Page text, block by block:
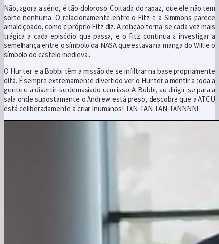
Não, agora a sério, é tão doloroso. Coitado do rapaz, que ele não tem
sorte nenhuma. O relacionamento entre o Fitz e a Simmons parece
amaldiçoado, como o próprio Fitz diz. A relação torna-se cada vez mais
trágica a cada episódio que passa, e o Fitz continua a investigar a
semelhança entre o símbolo da NASA que estava na manga do Will e o
símbolo do castelo medieval.
O Hunter e a Bobbi têm a missão de se infiltrar na base propriamente
dita. É sempre extremamente divertido ver o Hunter a mentir a toda a
gente e a divertir-se demasiado com isso. A Bobbi, ao dirigir-se para a
sala onde supostamente o Andrew está preso, descobre que a ATCU
está deliberadamente a criar Inumanos! TAN-TAN-TAN-TANNNN!